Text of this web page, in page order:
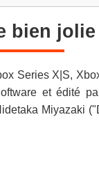
bien
Series X|S,
et édité
Miyazaki